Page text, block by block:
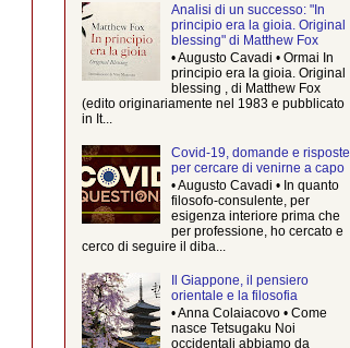
Analisi di un successo: "In
principio era la gioia. Original
blessing" di Matthew Fox
• Augusto Cavadi • Ormai In
principio era la gioia. Original
blessing , di Matthew Fox
(edito originariamente nel 1983 e pubblicato
in It...
Covid-19, domande e risposte
per cercare di venirne a capo
• Augusto Cavadi • In quanto
filosofo-consulente, per
esigenza interiore prima che
per professione, ho cercato e
cerco di seguire il diba...
Il Giappone, il pensiero
orientale e la filosofia
• Anna Colaiacovo • Come
nasce Tetsugaku Noi
occidentali abbiamo da